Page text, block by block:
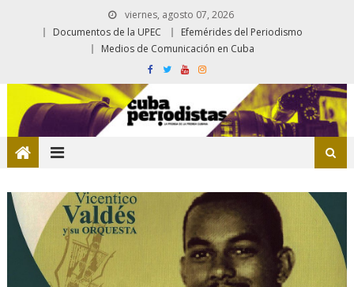
viernes, agosto 07, 2026
Documentos de la UPEC
Efemérides del Periodismo
Medios de Comunicación en Cuba